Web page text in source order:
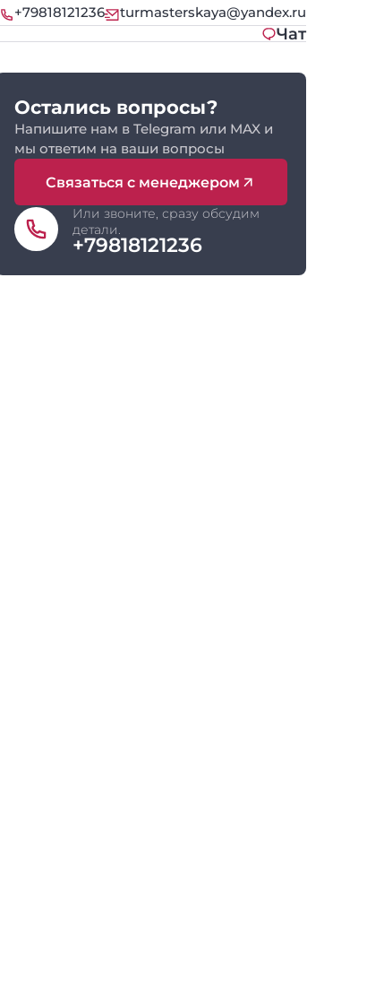
+79818121236 turmasterskaya@yandex.ru
Чат
Остались вопросы?
Напишите нам в Telegram или MAX и
мы ответим на ваши вопросы
Связаться с менеджером
Или звоните, сразу обсудим
детали.
+79818121236